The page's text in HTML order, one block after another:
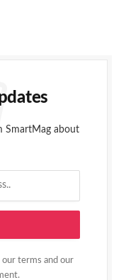
SmartMag about
our terms and our